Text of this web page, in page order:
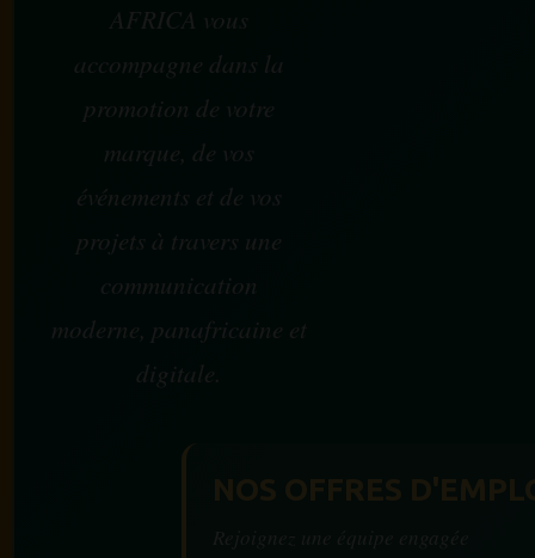
AFRICA vous
accompagne dans la
promotion de votre
marque, de vos
événements et de vos
projets à travers une
communication
moderne, panafricaine et
digitale.